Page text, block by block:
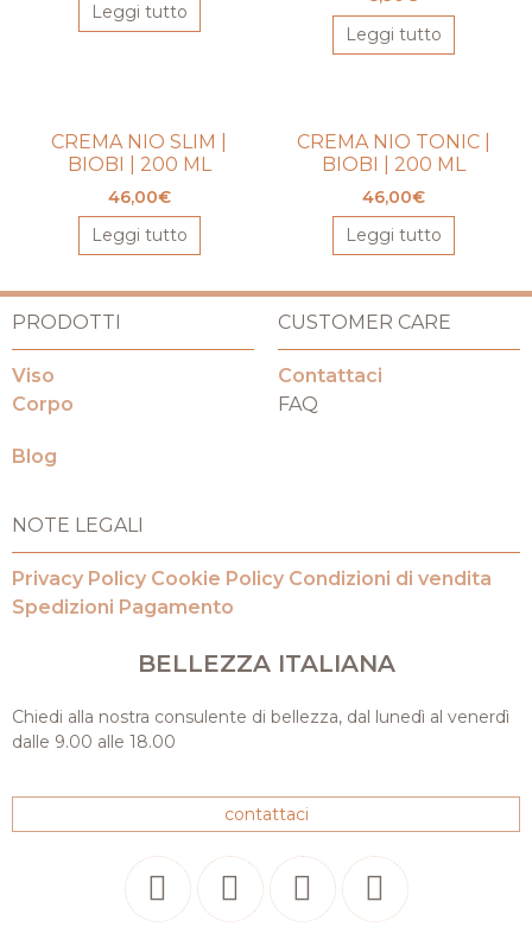
Leggi tutto
Leggi tutto
CREMA NIO SLIM |
BIOBI | 200 ML
46,00€
Leggi tutto
CREMA NIO TONIC |
BIOBI | 200 ML
46,00€
Leggi tutto
BELLEZZA ITALIANA
Chiedi alla nostra consulente di bellezza, dal lunedì al venerdì
dalle 9.00 alle 18.00
contattaci
PRODOTTI
Viso
Corpo
Blog
NOTE LEGALI
Privacy Policy Cookie Policy Condizioni di vendita
Spedizioni Pagamento
CUSTOMER CARE
Contattaci
FAQ